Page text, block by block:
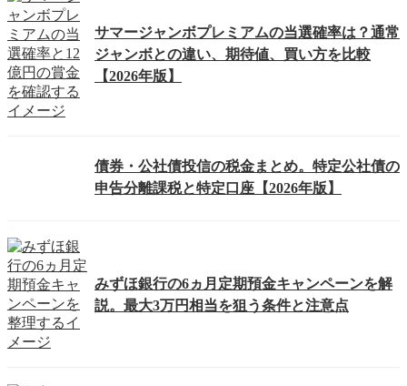
サマージャンボプレミアムの当選確率は？通常
ジャンボとの違い、期待値、買い方を比較
【2026年版】
債券・公社債投信の税金まとめ。特定公社債の
申告分離課税と特定口座【2026年版】
みずほ銀行の6ヵ月定期預金キャンペーンを解
説。最大3万円相当を狙う条件と注意点